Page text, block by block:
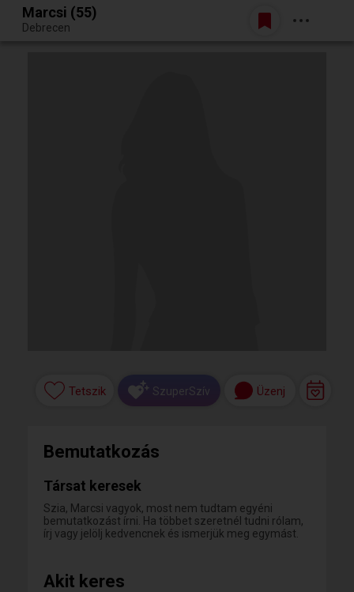
Egy jó randiból bármi lehet.
Belépés
Marcsi (55)
Debrecen
Tetszik SzuperSzív Üzenj
Bemutatkozás
Társat keresek
Szia, Marcsi vagyok, most nem tudtam egyéni
bemutatkozást írni. Ha többet szeretnél tudni rólam,
írj vagy jelölj kedvencnek és ismerjük meg egymást.
Akit keres